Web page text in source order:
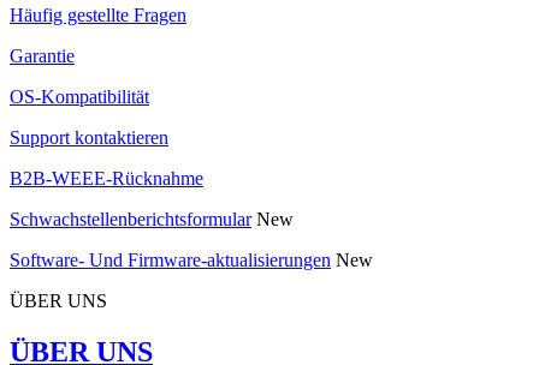
Häufig gestellte Fragen
Garantie
OS-Kompatibilität
Support kontaktieren
B2B-WEEE-Rücknahme
Schwachstellenberichtsformular New
Software- Und Firmware-aktualisierungen New
ÜBER UNS
ÜBER UNS